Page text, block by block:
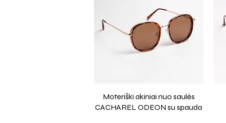
Moteriški akiniai nuo saulės
CACHAREL ODEON su spauda